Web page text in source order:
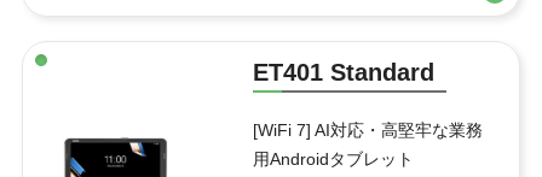
ET401 Standard
[WiFi 7] AI対応・高堅牢な業務
用Androidタブレット